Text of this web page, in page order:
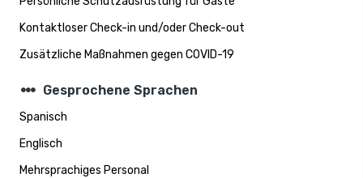
Kontaktloser Check-in und/oder Check-out
Zusätzliche Maßnahmen gegen COVID-19
steppers Gesprochene Sprachen
Spanisch
Englisch
Mehrsprachiges Personal